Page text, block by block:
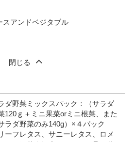
スアンドベジタブル
閉じる
ダ野菜ミックスパック：（サラダ
120ｇ＋ミニ果菜orミニ根菜、また
ラダ野菜のみ140g）×４パック
ーフレタス、サニーレタス、ロメ